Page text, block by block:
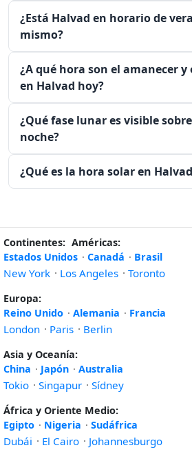
¿Está Halvad en horario de
mismo?
¿A qué hora son el amanecer
en Halvad hoy?
¿Qué fase lunar es visible
noche?
¿Qué es la hora solar en
Continentes: Américas:
Estados Unidos · Canadá · Brasil
New York · Los Angeles · Toronto
Europa:
Reino Unido · Alemania · Francia
London · Paris · Berlin
Asia y Oceanía:
China · Japón · Australia
Tokio · Singapur · Sídney
África y Oriente Medio:
Egipto · Nigeria · Sudáfrica
Dubái · El Cairo · Johannesburgo